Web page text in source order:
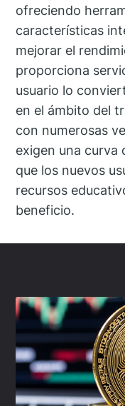
ofreciendo
características
mejorar el
proporciona
usuario lo
en el ámbito del
con numerosas
exigen una curva
que los nuevos
recursos
beneficio.